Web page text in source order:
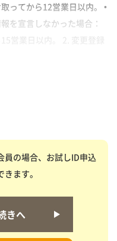
ってから12営業日以内。 •
を宣言しなかった場合：
員の場合、お試しID申込
ます。
きへ